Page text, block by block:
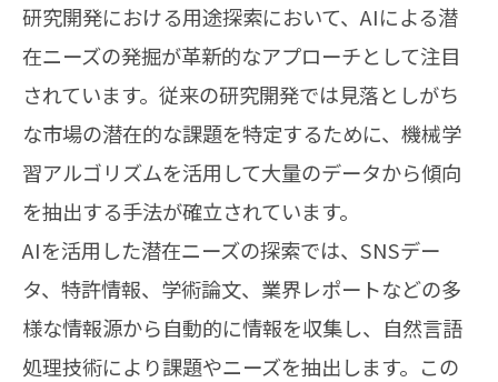
研究開発における用途探索において、AIによる潜
在ニーズの発掘が革新的なアプローチとして注目
されています。従来の研究開発では見落としがち
な市場の潜在的な課題を特定するために、機械学
習アルゴリズムを活用して大量のデータから傾向
を抽出する手法が確立されています。
AIを活用した潜在ニーズの探索では、SNSデー
タ、特許情報、学術論文、業界レポートなどの多
様な情報源から自動的に情報を収集し、自然言語
処理技術により課題やニーズを抽出します。この